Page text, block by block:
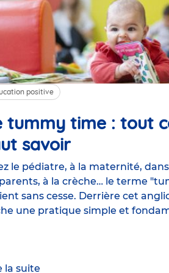
positive
tummy time : tout
savoirArticle
le pédiatre, à la maternité,
à la crèche… le terme
sans cesse. Derrière cet
une pratique simple et
la suite